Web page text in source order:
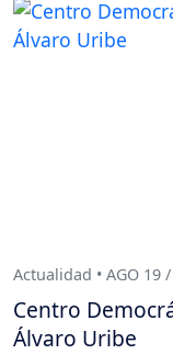
Actualidad • AGO 19
Centro
Álvaro Uribe